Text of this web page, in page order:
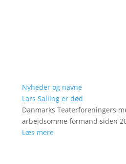
Nyheder og navne
Lars Salling er død
Danmarks Teaterforeningers
arbejdsomme formand siden
Læs mere